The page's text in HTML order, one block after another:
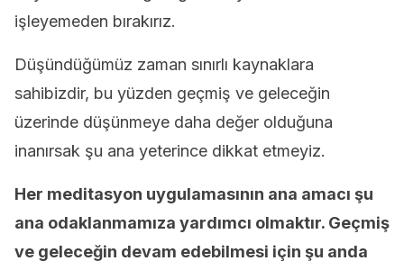
işleyemeden bırakırız.
Düşündüğümüz zaman sınırlı kaynaklara
sahibizdir, bu yüzden geçmiş ve geleceğin
üzerinde düşünmeye daha değer olduğuna
inanırsak şu ana yeterince dikkat etmeyiz.
Her meditasyon uygulamasının ana amacı şu
ana odaklanmamıza yardımcı olmaktır. Geçmiş
ve geleceğin devam edebilmesi için şu anda